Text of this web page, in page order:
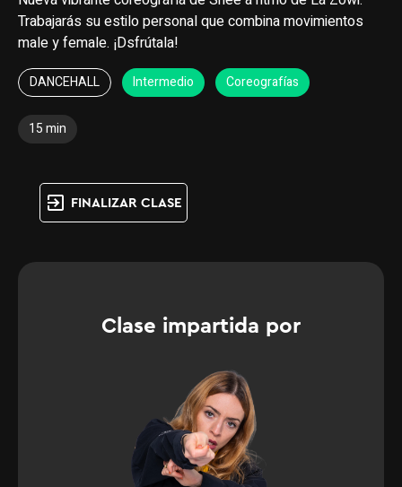
Trabajarás su estilo personal que combina movimientos
male y female. ¡Dsfrútala!
DANCEHALL Intermedio Coreografías
15 min
exit_to_app FINALIZAR CLASE
Clase impartida por